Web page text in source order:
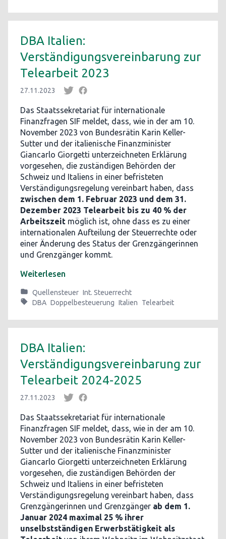
DBA Italien:
Verständigungsvereinbarung zur
Telearbeit 2023
27.11.2023
Das Staatssekretariat für internationale
Finanzfragen SIF meldet, dass, wie in der am 10.
November 2023 von Bundesrätin Karin Keller-
Sutter und der italienische Finanzminister
Giancarlo Giorgetti unterzeichneten Erklärung
vorgesehen, die zuständigen Behörden der
Schweiz und Italiens in einer befristeten
Verständigungsregelung vereinbart haben, dass
zwischen dem 1. Februar 2023 und dem 31.
Dezember 2023 Telearbeit bis zu 40 % der
Arbeitszeit möglich ist, ohne dass es zu einer
internationalen Aufteilung der Steuerrechte oder
einer Änderung des Status der Grenzgängerinnen
und Grenzgänger kommt.
Weiterlesen
Quellensteuer Int. Steuerrecht
DBA Doppelbesteuerung Italien Telearbeit
DBA Italien:
Verständigungsvereinbarung zur
Telearbeit 2024-2025
27.11.2023
Das Staatssekretariat für internationale
Finanzfragen SIF meldet, dass, wie in der am 10.
November 2023 von Bundesrätin Karin Keller-
Sutter und der italienische Finanzminister
Giancarlo Giorgetti unterzeichneten Erklärung
vorgesehen, die zuständigen Behörden der
Schweiz und Italiens in einer befristeten
Verständigungsregelung vereinbart haben, dass
Grenzgängerinnen und Grenzgänger ab dem 1.
Januar 2024 maximal 25 % ihrer
unselbstständigen Erwerbstätigkeit als